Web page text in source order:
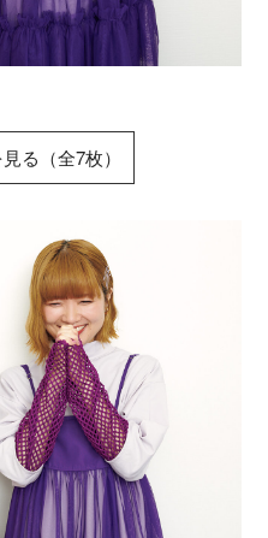
る（全7枚）